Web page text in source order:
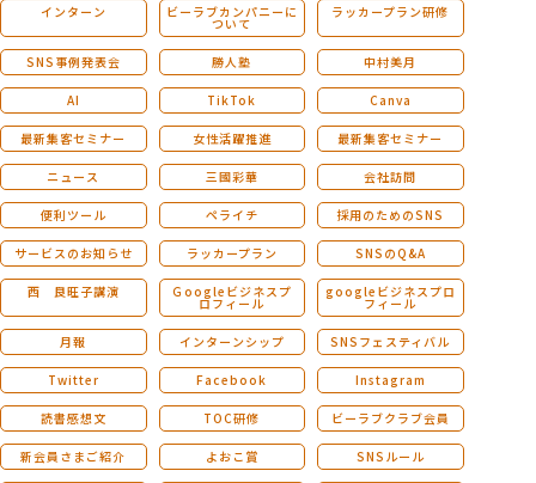
インターン ビーラブカンパニーに
ついて
ラッカープラン研修
SNS事例発表会 勝人塾 中村美月
AI TikTok Canva
最新集客セミナー 女性活躍推進 最新集客セミナー
ニュース 三國彩華 会社訪問
便利ツール ペライチ 採用のためのSNS
サービスのお知らせ ラッカープラン SNSのQ&A
西 良旺子講演 Ｇoogleビジネスプ
ロフィール
googleビジネスプロ
フィール
月報 インターンシップ SNSフェスティバル
Twitter Facebook Instagram
読書感想文 TOC研修 ビーラブクラブ会員
新会員さまご紹介 よおこ賞 SNSルール